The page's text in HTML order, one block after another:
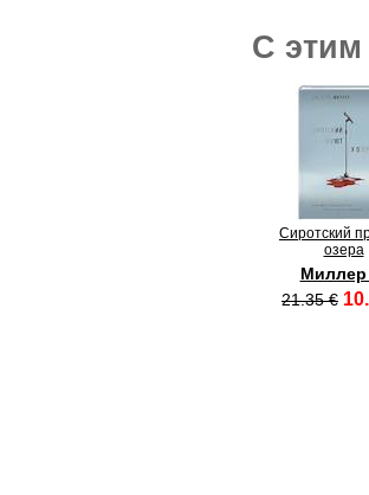
С этим
Сиротский
озера
Миллер
21.35 €